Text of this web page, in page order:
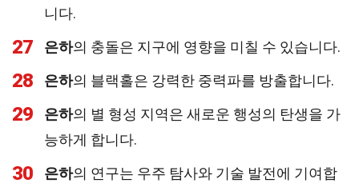
니다.
27 은하의 충돌은 지구에 영향을 미칠 수 있습니다.
28 은하의 블랙홀은 강력한 중력파를 방출합니다.
29 은하의 별 형성 지역은 새로운 행성의 탄생을 가
능하게 합니다.
30 은하의 연구는 우주 탐사와 기술 발전에 기여합